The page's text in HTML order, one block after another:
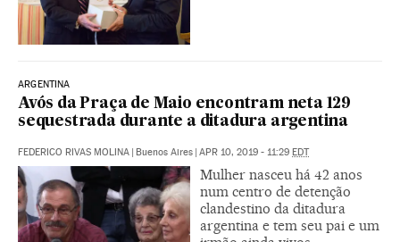
ARGENTINA
Avós da Praça de Maio encontram neta 129
sequestrada durante a ditadura argentina
FEDERICO RIVAS MOLINA | Buenos Aires | APR 10, 2019 - 11:29 EDT
Mulher nasceu há 42 anos
num centro de detenção
clandestino da ditadura
argentina e tem seu pai e um